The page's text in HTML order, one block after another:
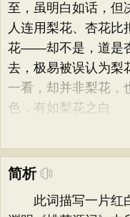
至，虽明白如话，但
人连用梨花、杏花比
花——却不是，道是
去，极易被误认为梨
一看，却并非梨花，
色，有如梨花之白
简析
此词描写一片红白